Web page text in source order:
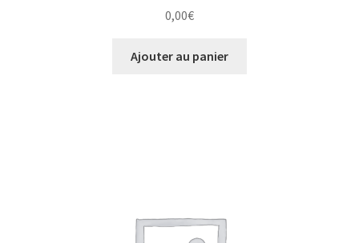
0,00€
Ajouter au panier